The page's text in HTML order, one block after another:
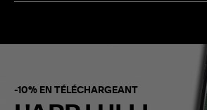
-10% EN TÉLÉCHARGEANT